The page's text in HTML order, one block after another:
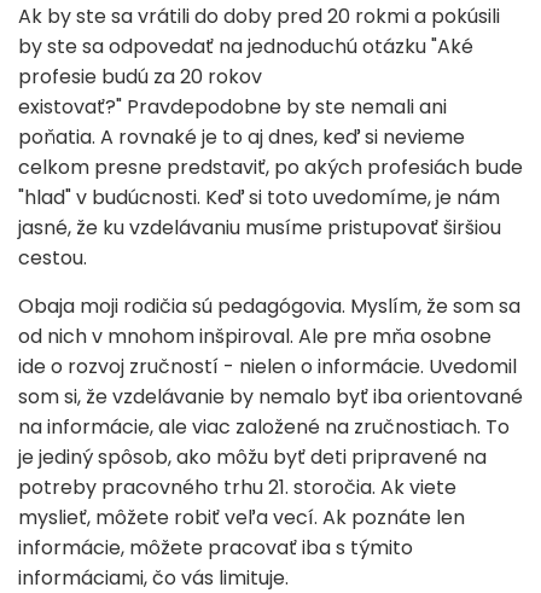
Ak by ste sa vrátili do doby pred 20 rokmi a pokúsili
by ste sa odpovedať na jednoduchú otázku "Aké
profesie budú za 20 rokov
existovať?" Pravdepodobne by ste nemali ani
poňatia. A rovnaké je to aj dnes, keď si nevieme
celkom presne predstaviť, po akých profesiách bude
"hlad" v budúcnosti. Keď si toto uvedomíme, je nám
jasné, že ku vzdelávaniu musíme pristupovať širšiou
cestou.
Obaja moji rodičia sú pedagógovia. Myslím, že som sa
od nich v mnohom inšpiroval. Ale pre mňa osobne
ide o rozvoj zručností - nielen o informácie. Uvedomil
som si, že vzdelávanie by nemalo byť iba orientované
na informácie, ale viac založené na zručnostiach. To
je jediný spôsob, ako môžu byť deti pripravené na
potreby pracovného trhu 21. storočia. Ak viete
myslieť, môžete robiť veľa vecí. Ak poznáte len
informácie, môžete pracovať iba s týmito
informáciami, čo vás limituje.